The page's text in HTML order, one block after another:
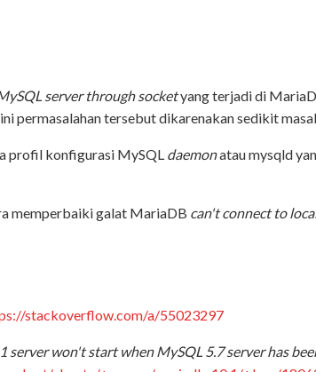
server through socketyang terjadi di
permasalahan tersebut dikarenakan sedikit
profil konfigurasi MySQL daemonatau mysqld
memperbaiki galat MariaDB can't connect to
stackoverflow.com/a/55023297
server won't start when MySQL 5.7 server has